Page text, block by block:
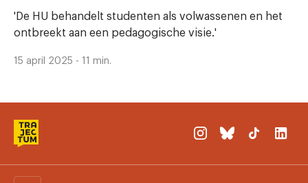
'De HU behandelt studenten als volwassenen en het
ontbreekt aan een pedagogische visie.'
15 april 2025 - 11 min.